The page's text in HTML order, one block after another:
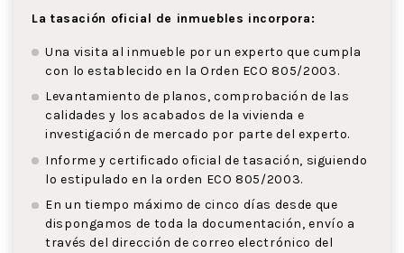
La tasación oficial de inmuebles incorpora:
Una visita al inmueble por un experto que cumpla
con lo establecido en la Orden ECO 805/2003.
Levantamiento de planos, comprobación de las
calidades y los acabados de la vivienda e
investigación de mercado por parte del experto.
Informe y certificado oficial de tasación, siguiendo
lo estipulado en la orden ECO 805/2003.
En un tiempo máximo de cinco días desde que
dispongamos de toda la documentación, envío a
través del dirección de correo electrónico del